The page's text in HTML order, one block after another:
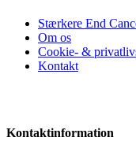
Stærkere End
Om os
Cookie- &
Kontakt
Kontaktinformation